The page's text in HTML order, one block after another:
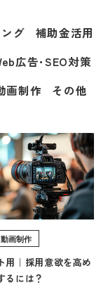
グ
補助金活用
広告･SEO対策
画制作 その他
画制作
用｜採用意欲を高め
るには？